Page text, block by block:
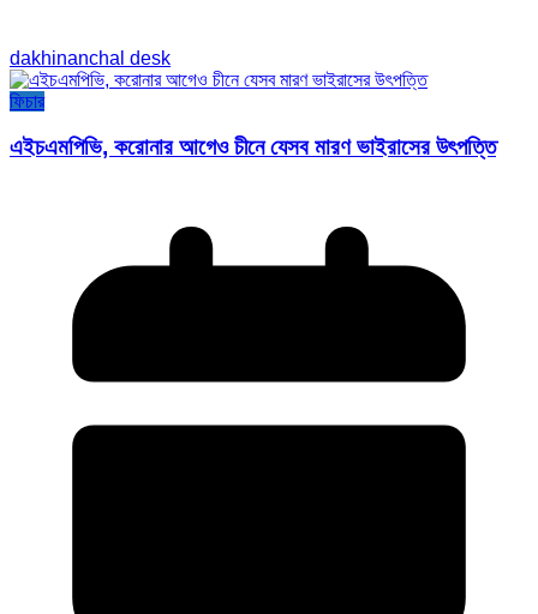
dakhinanchal desk
ফিচার
এইচএমপিভি, করোনার আগেও চীনে যেসব মারণ ভাইরাসের উৎপত্তি